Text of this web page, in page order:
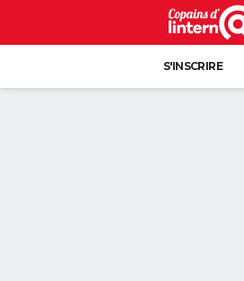
S'INSCRIRE